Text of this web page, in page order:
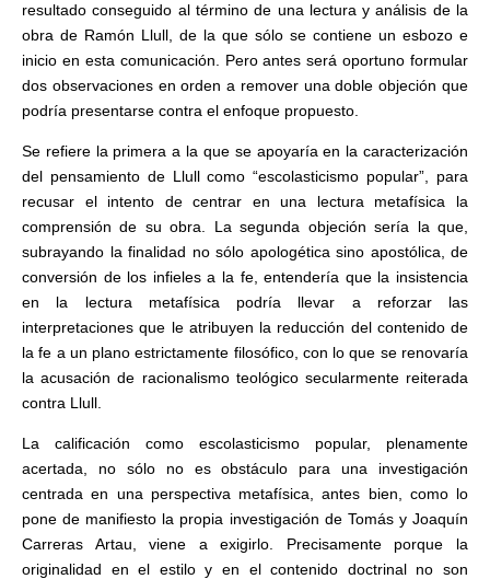
resultado conseguido al término de una lectura y análisis de la
obra de Ramón Llull, de la que sólo se contiene un esbozo e
inicio en esta comunicación. Pero antes será oportuno formular
dos observaciones en orden a remover una doble objeción que
podría presentarse contra el enfoque propuesto.
Se refiere la primera a la que se apoyaría en la caracterización
del pensamiento de Llull como “escolasticismo popular”, para
recusar el intento de centrar en una lectura metafísica la
comprensión de su obra. La segunda objeción sería la que,
subrayando la finalidad no sólo apologética sino apostólica, de
conversión de los infieles a la fe, entendería que la insistencia
en la lectura metafísica podría llevar a reforzar las
interpretaciones que le atribuyen la reducción del contenido de
la fe a un plano estrictamente filosófico, con lo que se renovaría
la acusación de racionalismo teológico secularmente reiterada
contra Llull.
La calificación como escolasticismo popular, plenamente
acertada, no sólo no es obstáculo para una investigación
centrada en una perspectiva metafísica, antes bien, como lo
pone de manifiesto la propia investigación de Tomás y Joaquín
Carreras Artau, viene a exigirlo. Precisamente porque la
originalidad en el estilo y en el contenido doctrinal no son